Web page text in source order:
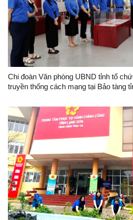
Chi đoàn Văn phòng UBND tỉnh tổ
truyền thống cách mạng tại Bảo tàng